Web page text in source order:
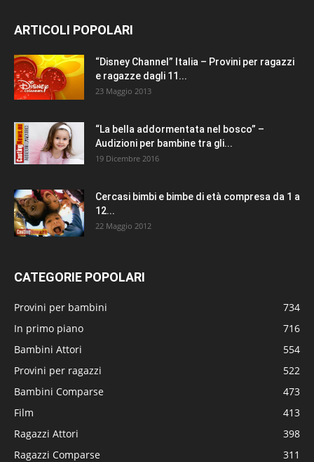
ARTICOLI POPOLARI
“Disney Channel” Italia – Provini per ragazzi
e ragazze dagli 11...
23 Maggio 2013
“La bella addormentata nel bosco” –
Audizioni per bambine tra gli...
19 Dicembre 2016
Cercasi bimbi e bimbe di età compresa da 1 a
12...
22 Maggio 2012
CATEGORIE POPOLARI
Provini per bambini
734
In primo piano
716
Bambini Attori
554
Provini per ragazzi
522
Bambini Comparse
473
Film
413
Ragazzi Attori
398
Ragazzi Comparse
311